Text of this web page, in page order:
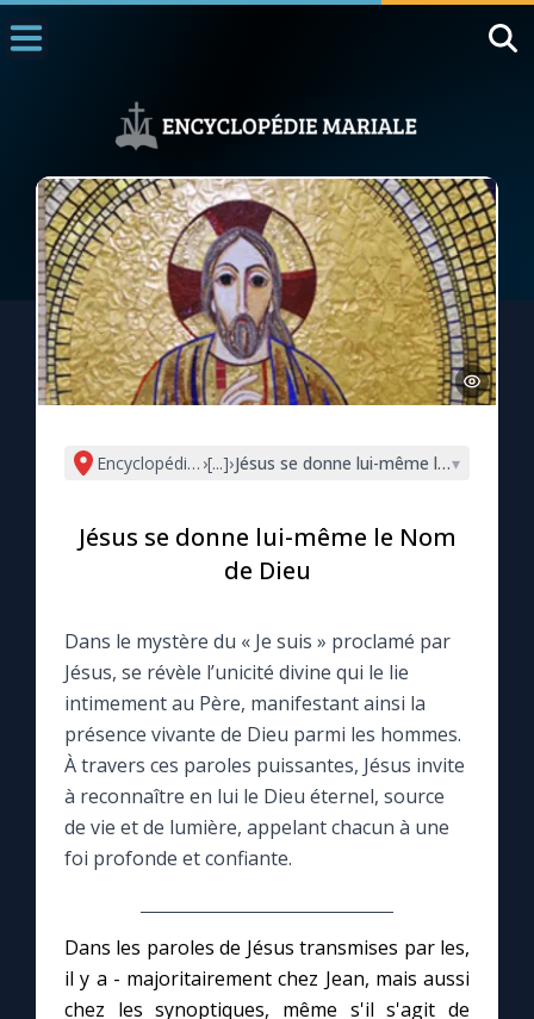
1000 Raisons de Croire
L'actualité de la semaine
La chaîne Youtube
La newsletter
La vidéo de la semaine
Le magazine
Le site internet
Questions-réponses
L'Évangile chaque jour
Encyclopédie mariale
›[...]›Jésus se donne lui-même le Nom de
▾
Jésus se donne lui-même le Nom
de Dieu
Dans le mystère du « Je suis » proclamé par
Jésus, se révèle l’unicité divine qui le lie
intimement au Père, manifestant ainsi la
présence vivante de Dieu parmi les hommes.
À travers ces paroles puissantes, Jésus invite
à reconnaître en lui le Dieu éternel, source
de vie et de lumière, appelant chacun à une
foi profonde et confiante.
Dans les paroles de Jésus transmises par les,
il y a - majoritairement chez Jean, mais aussi
chez les synoptiques, même s'il s'agit de